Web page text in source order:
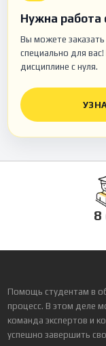
Нужна работа
Вы можете
специально для
дисциплине с нуля.
8
Помощь студентам в
процесс. В этом деле
команда экспертов и
успешно завершить